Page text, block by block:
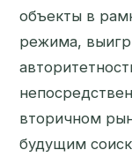
объекты в
режима,
вторичном
будущим